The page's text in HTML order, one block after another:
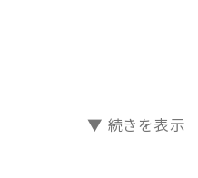
約ください。
▼ 続きを表示